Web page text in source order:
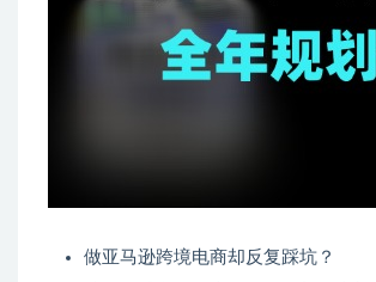
做亚马逊跨境电商却反复踩坑？